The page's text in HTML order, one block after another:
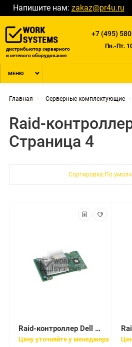
Напишите нам: zakaz@pr4u.ru
дистрибьютор серверного
и сетевого оборудования
+7 (495)
Пн.-Пт.
МЕНЮ
Главная Серверные комплектующие
Raid-
Страница 4
Сортировка:По
Raid-контроллер Dell PERC H730 Controller (RAID 0-60) [405-AAEJ]
Цену уточняйте у менеджера